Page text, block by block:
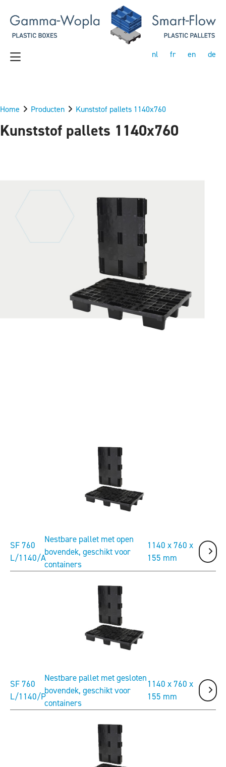
nl fr en de
Home Producten Kunststof pallets 1140x760
Kunststof pallets 1140x760
SF 760
L/1140/A
Nestbare pallet met open
bovendek, geschikt voor
containers
1140 x 760 x
155 mm
SF 760
L/1140/P
Nestbare pallet met gesloten
bovendek, geschikt voor
containers
1140 x 760 x
155 mm